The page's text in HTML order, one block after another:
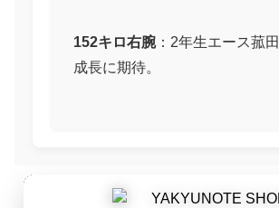
152キロ右腕：2年生エース菰
成長に期待。